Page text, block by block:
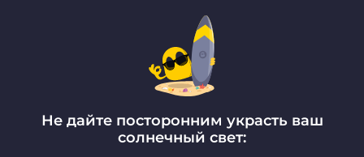
Не дайте посторонним украсть ваш
солнечный свет: